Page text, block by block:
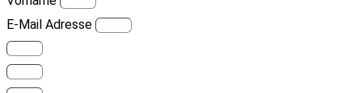
E-Mail Adresse